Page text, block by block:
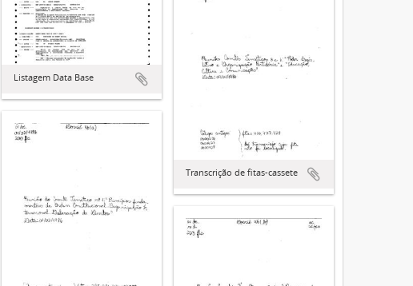
Listagem Data Base
Transcrição de fitas-cassete